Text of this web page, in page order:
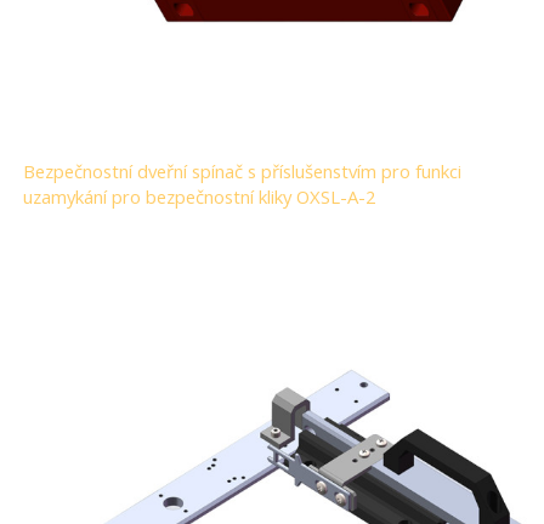
Bezpečnostní dveřní spínač s příslušenstvím pro funkci
uzamykání pro bezpečnostní kliky OXSL-A-2